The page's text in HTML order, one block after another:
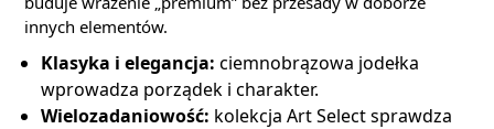
innych elementów.
Klasyka i elegancja: ciemnobrązowa jodełka
wprowadza porządek i charakter.
Wielozadaniowość: kolekcja Art Select sprawdza